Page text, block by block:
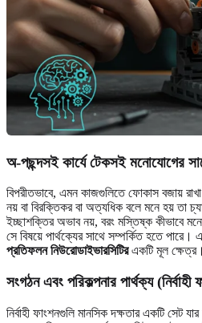
অ-পছন্দসই কার্যে টেকসই মনোযোগের
বিপরীতভাবে, এমন কাজগুলিতে ফোকাস বজায়
নয় বা বিরক্তিকর বা অত্যধিক বলে মনে হয় তা
ইচ্ছাশক্তির অভাব নয়, বরং মস্তিষ্ক কীভাবে
সে বিষয়ে পার্থক্যের সাথে সম্পর্কিত হতে পারে।
প্রতিফলন নিউরোডাইভারসিটিরএকটি মূল ক্ষেত্র।
সংগঠন এবং পরিকল্পনার পার্থক্য (নির্বাহী
নির্বাহী ফাংশনগুলি মানসিক দক্ষতার একটি সেট